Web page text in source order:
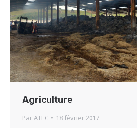
Agriculture
ParATEC 18 février 2017